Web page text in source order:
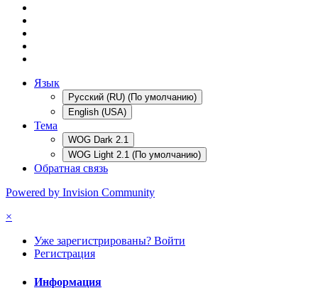
Язык
Русский (RU) (По умолчанию)
English (USA)
Тема
WOG Dark 2.1
WOG Light 2.1 (По умолчанию)
Обратная связь
Powered by Invision Community
×
Уже зарегистрированы? Войти
Регистрация
Информация